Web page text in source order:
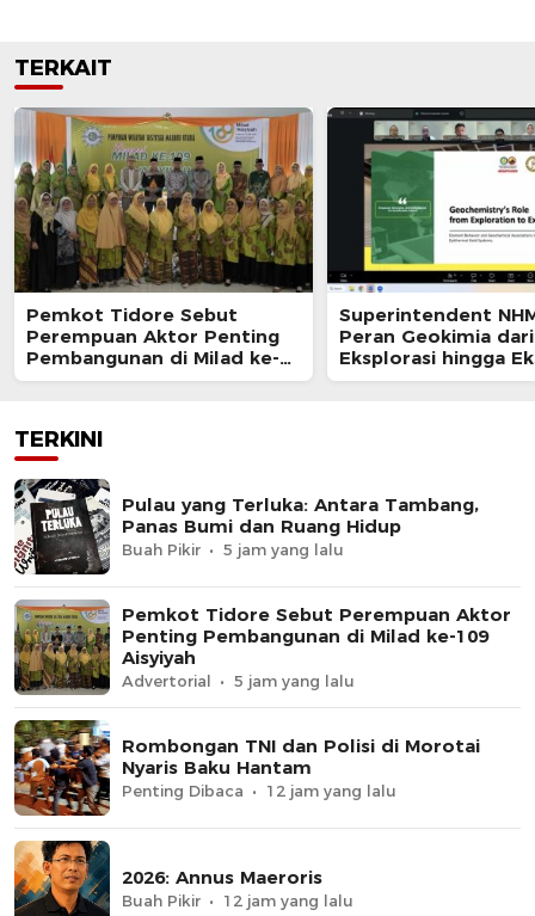
TERKAIT
Pemkot Tidore Sebut
Perempuan Aktor Penting
Pembangunan di Milad ke-
109 Aisyiyah
Superintendent
Peran Geokimia dari
Eksplorasi hingga
dalam Webinar
TERKINI
Pulau yang Terluka: Antara Tambang,
Panas Bumi dan Ruang Hidup
Buah Pikir 5 jam yang lalu
Pemkot Tidore Sebut Perempuan Aktor
Penting Pembangunan di Milad ke-109
Aisyiyah
Advertorial 5 jam yang lalu
Rombongan TNI dan Polisi di Morotai
Nyaris Baku Hantam
Penting Dibaca 12 jam yang lalu
2026: Annus Maeroris
Buah Pikir 12 jam yang lalu